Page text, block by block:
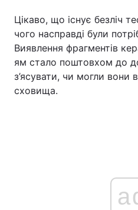
Цікаво, що існує безліч
чого насправді були
Виявлення фрагментів
ям стало поштовхом до
з’ясувати, чи могли вони
сховища.